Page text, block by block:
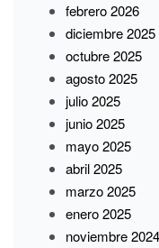
febrero 2026
diciembre 2025
octubre 2025
agosto 2025
julio 2025
junio 2025
mayo 2025
abril 2025
marzo 2025
enero 2025
noviembre 2024